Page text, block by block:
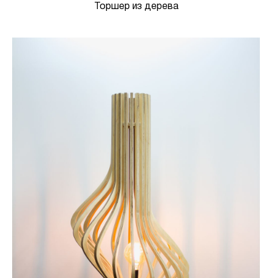
Торшер из дерева